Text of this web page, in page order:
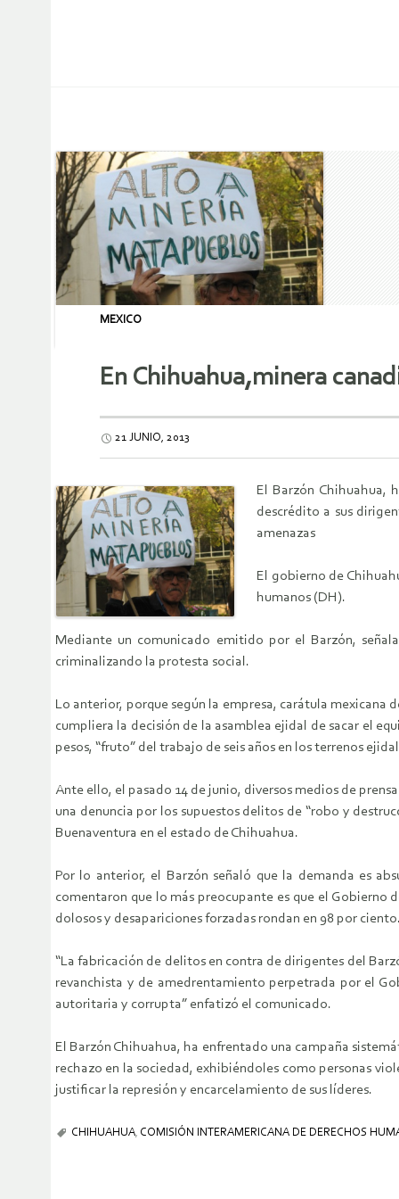
MEXICO
En Chihuahua,minera
21 JUNIO, 2013
El Barzón Chihuahua,
descrédito a sus
amenazas
El gobierno de
humanos (DH).
Mediante un comunicado emitido por el Barzón,
criminalizando la protesta social.
Lo anterior, porque según la empresa, carátula mexicana
cumpliera la decisión de la asamblea ejidal de sacar el
pesos, “fruto” del trabajo de seis años en los terrenos
Ante ello, el pasado 14 de junio, diversos medios de
una denuncia por los supuestos delitos de “robo y
Buenaventura en el estado de Chihuahua.
Por lo anterior, el Barzón señaló que la demanda es
comentaron que lo más preocupante es que el
dolosos y desapariciones forzadas rondan en 98 por ciento.
“La fabricación de delitos en contra de dirigentes del
revanchista y de amedrentamiento perpetrada por el
autoritaria y corrupta” enfatizó el comunicado.
El Barzón Chihuahua, ha enfrentado una campaña
rechazo en la sociedad, exhibiéndoles como personas
justificar la represión y encarcelamiento de sus líderes.
CHIHUAHUA, COMISIÓN INTERAMERICANA DE DERECHOS